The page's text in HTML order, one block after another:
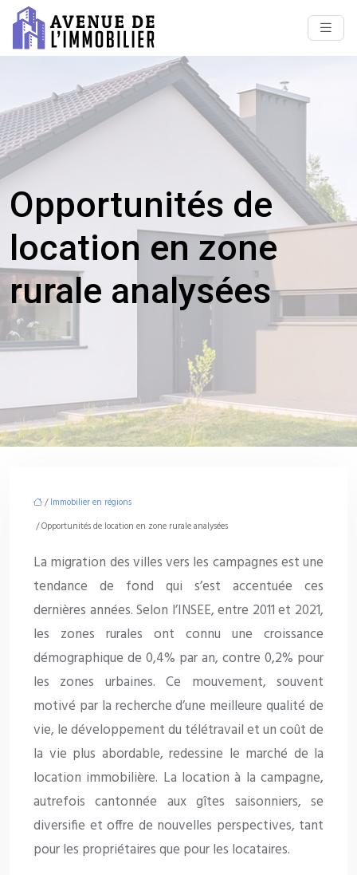
Opportunités de
location en zone
rurale analysées
/Immobilier en régions
/ Opportunités de location en zone rurale analysées
La migration des villes vers les campagnes est une
tendance de fond qui s’est accentuée ces
dernières années. Selon l’INSEE, entre 2011 et 2021,
les zones rurales ont connu une croissance
démographique de 0,4% par an, contre 0,2% pour
les zones urbaines. Ce mouvement, souvent
motivé par la recherche d’une meilleure qualité de
vie, le développement du télétravail et un coût de
la vie plus abordable, redessine le marché de la
location immobilière. La location à la campagne,
autrefois cantonnée aux gîtes saisonniers, se
diversifie et offre de nouvelles perspectives, tant
pour les propriétaires que pour les locataires.